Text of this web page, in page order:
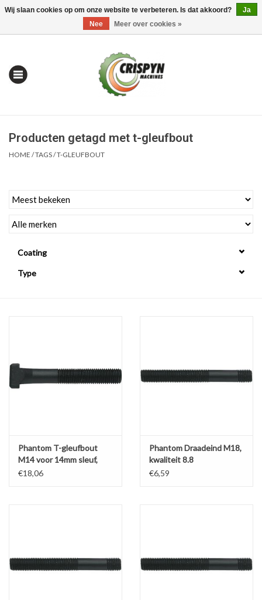
0 Artikelen - €0,00 Mijn account / Registreren
| Alles om te Meten |
Alles om te Boren |
Alles om te Lassen |
Veiligheid |
Producten getagd met t-gleufbout
HOME /TAGS/T-GLEUFBOUT
Coating
Type
Phantom T-gleufbout
M14 voor 14mm sleuf,
kwaliteit 8.8 a16
€18,06
Phantom Draadeind M18,
kwaliteit 8.8
€6,59
Wij slaan cookies op om onze website te verbeteren. Is dat akkoord?
Ja
Nee
Meer over cookies »